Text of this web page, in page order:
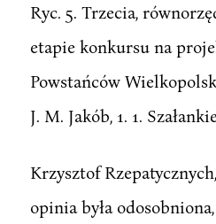
Ryc. 5. Trzecia,
etapie konkursu na
Powstańców
J. M. Jakób, 1. 1.
Krzysztof
opinia była